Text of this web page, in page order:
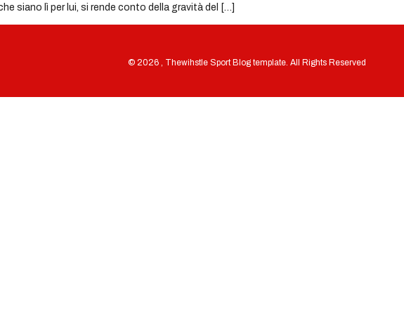
siano lì per lui, si rende conto della gravità del […]
© 2026 , Thewihstle Sport Blog template. All Rights Reserved